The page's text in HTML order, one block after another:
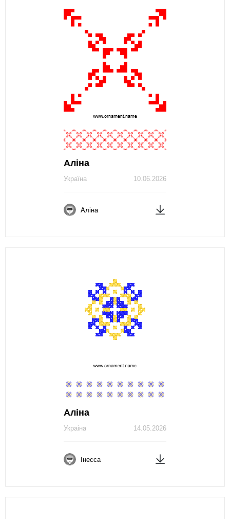
Аліна
10.06.2026
Україна
Аліна
Аліна
14.05.2026
Украіна
Інесса